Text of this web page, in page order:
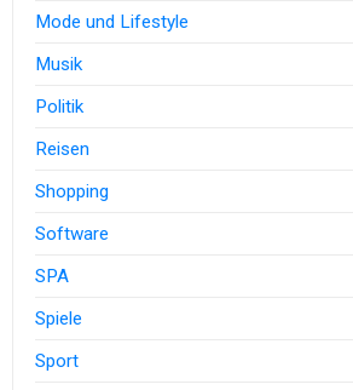
Mode und Lifestyle
Musik
Politik
Reisen
Shopping
Software
SPA
Spiele
Sport